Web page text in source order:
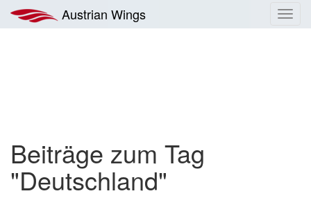
Inhalt
springen
Austrian Wings
Beiträge zum Tag
"Deutschland"